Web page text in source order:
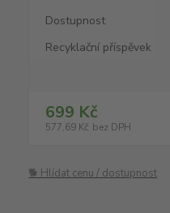
Dostupnost
Recyklační příspěvek
699 Kč
577,69 Kč bez DPH
🐕 Hlídat cenu / dostupnost